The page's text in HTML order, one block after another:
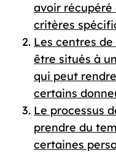
avoir récupéré
critères
Les centres
être situés à
qui peut
certains
Le processus
prendre du
certaines